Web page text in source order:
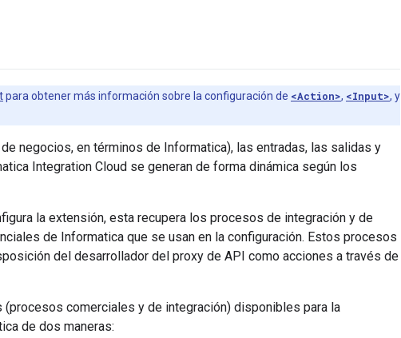
para obtener más información sobre la configuración de <Action>, <Input>, y
negocios, en términos de Informatica), las entradas, las salidas y
Integration Cloud se generan de forma dinámica según los
la extensión, esta recupera los procesos de integración y de
de Informatica que se usan en la configuración. Estos procesos
del desarrollador del proxy de API como acciones a través de
comerciales y de integración) disponibles para la
de dos maneras: